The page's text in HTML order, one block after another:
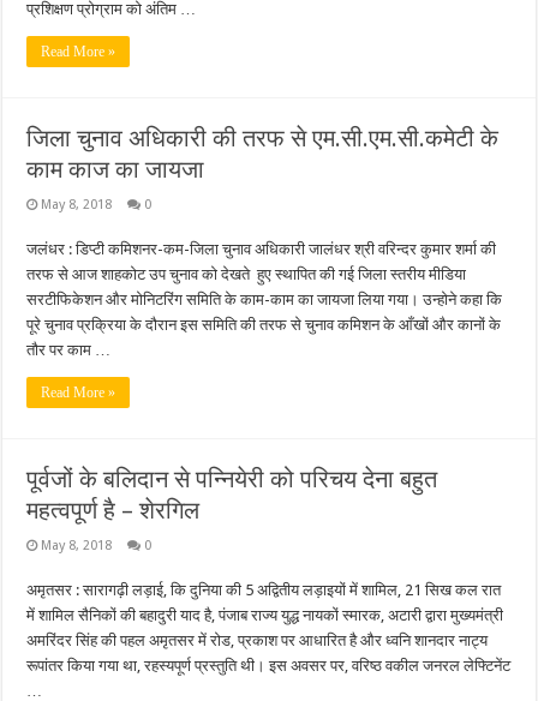
प्रशिक्षण प्रोग्राम को अंतिम …
Read More »
जिला चुनाव अधिकारी की तरफ से एम.सी.एम.सी.कमेटी के
काम काज का जायजा
May 8, 2018 0
जलंधर : डिप्टी कमिशनर-कम-जिला चुनाव अधिकारी जालंधर श्री वरिन्दर कुमार शर्मा की
तरफ से आज शाहकोट उप चुनाव को देखते हुए स्थापित की गई जिला स्तरीय मीडिया
सरटीफिकेशन और मोनिटरिंग समिति के काम-काम का जायजा लिया गया। उन्होने कहा कि
पूरे चुनाव प्रक्रिया के दौरान इस समिति की तरफ से चुनाव कमिशन के आँखों और कानों के
तौर पर काम …
Read More »
पूर्वजों के बलिदान से पन्नियेरी को परिचय देना बहुत
महत्वपूर्ण है – शेरगिल
May 8, 2018 0
अमृतसर : सारागढ़ी लड़ाई, कि दुनिया की 5 अद्वितीय लड़ाइयों में शामिल, 21 सिख कल रात
में शामिल सैनिकों की बहादुरी याद है, पंजाब राज्य युद्ध नायकों स्मारक, अटारी द्वारा मुख्यमंत्री
अमरिंदर सिंह की पहल अमृतसर में रोड, प्रकाश पर आधारित है और ध्वनि शानदार नाट्य
रूपांतर किया गया था, रहस्यपूर्ण प्रस्तुति थी। इस अवसर पर, वरिष्ठ वकील जनरल लेफ्टिनेंट
…